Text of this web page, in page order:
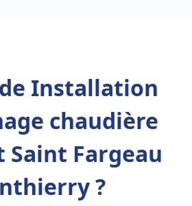
Installation
chaudière
Saint Fargeau
?